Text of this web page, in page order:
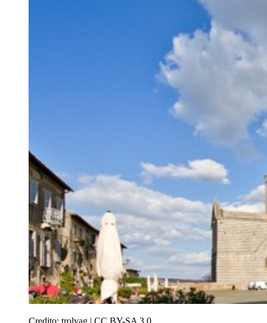
Credito: trolvag | CC BY-SA 3.0